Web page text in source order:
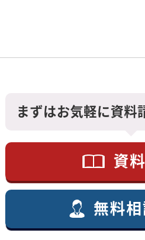
まずはお気軽に資料
資
無料